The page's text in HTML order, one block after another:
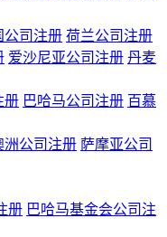
公司注册 荷兰公司注册
爱沙尼亚公司注册 丹麦
册 巴哈马公司注册 百慕
洲公司注册 萨摩亚公司
册 巴哈马基金会公司注